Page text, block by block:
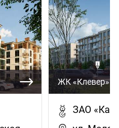
ЖК «Клевер»
ЗАО